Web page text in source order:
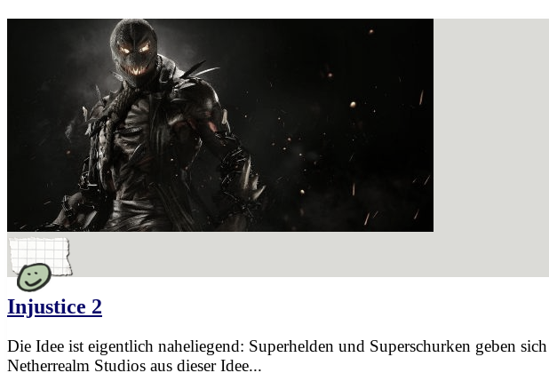
Injustice 2
Die Idee ist eigentlich naheliegend: Superhelden und Superschurken geben
Netherrealm Studios aus dieser Idee...